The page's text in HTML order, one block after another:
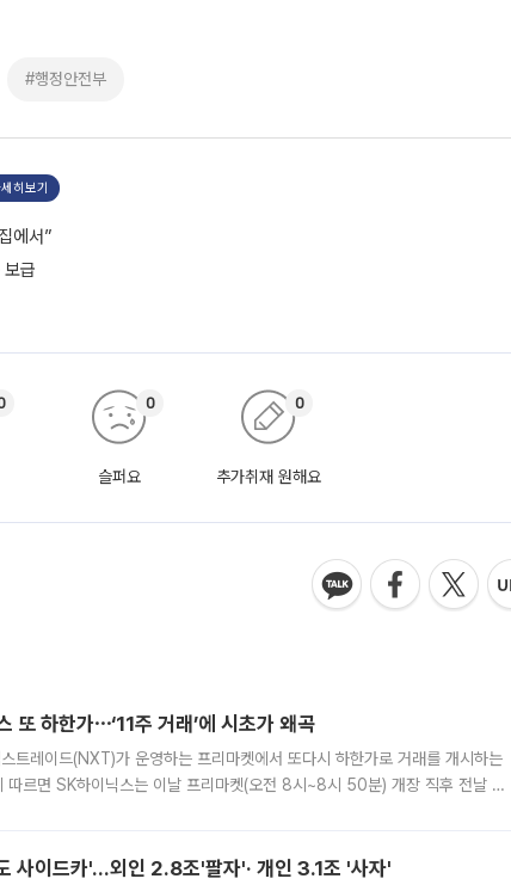
#행정안전부
히보기
에서”
급
슬퍼요
0
추가취재 원해요
0
또 하한가⋯‘11주 거래’에 시초가 왜곡
트레이드(NXT)가 운영하는 프리마켓에서 또다시 하한가로 거래를 개시하는
따르면 SK하이닉스는 이날 프리마켓(오전 8시~8시 50분) 개장 직후 전날 정
사이드카'…외인 2.8조'팔자'· 개인 3.1조 '사자'